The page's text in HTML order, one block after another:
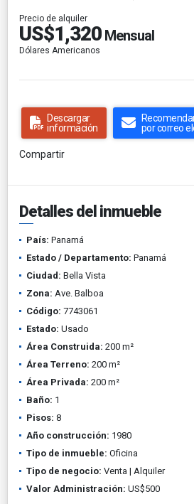
Precio de alquiler
US$1,320 Mensual
Dólares Americanos
Descargar
información
por correo
Compartir
Detalles del inmueble
País: Panamá
Estado / Departamento: Panamá
Ciudad: Bella Vista
Zona: Ave. Balboa
Código: 7743061
Estado: Usado
Área Construida: 200 m²
Área Terreno: 200 m²
Área Privada: 200 m²
Baño: 1
Pisos: 8
Año construcción: 1980
Tipo de inmueble: Oficina
Tipo de negocio: Venta | Alquiler
Valor Administración: US$500